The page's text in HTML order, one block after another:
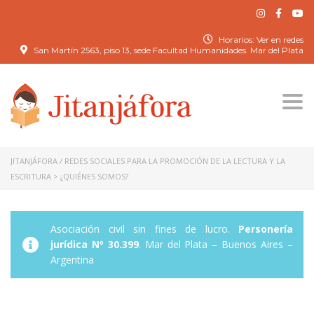
Horarios: Ver en redes
San Martín 2563, piso 13, sede Facultad Humanidades. Mar del Plata
JITANJÁFORA / REDES SOCIALES PARA LA PROMOCIÓN DE LA LECTURA Y LA
ESCRITURA > ¿QUIÉNES SOMOS?
Asociación civil sin fines de lucro. Personería
jurídica Nº 30.399. Mar del Plata – Buenos Aires –
Argentina